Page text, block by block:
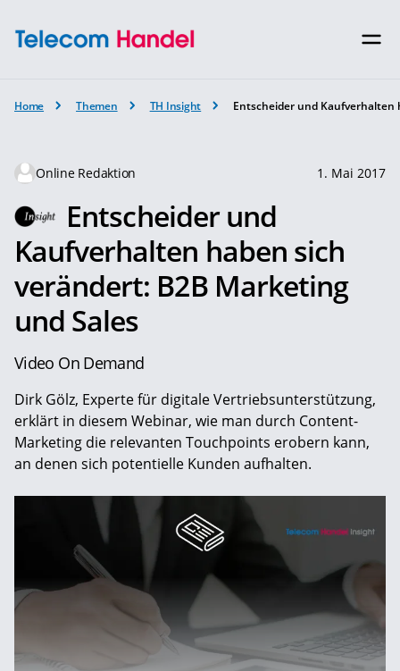
Home Themen TH Insight Entscheider und Kaufverhalten
Online Redaktion 1. Mai 2017
Entscheider und
Kaufverhalten haben sich
verändert: B2B Marketing
und Sales
Video On Demand
Dirk Gölz, Experte für digitale Vertriebsunterstützung,
erklärt in diesem Webinar, wie man durch Content-
Marketing die relevanten Touchpoints erobern kann,
an denen sich potentielle Kunden aufhalten.